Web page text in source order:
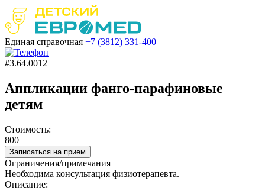
Единая справочная +7 (3812) 331-400
#3.64.0012
Аппликации фанго-парафиновые
детям
Стоимость:
800
Записаться на прием
Ограничения/примечания
Необходима консультация физиотерапевта.
Описание: